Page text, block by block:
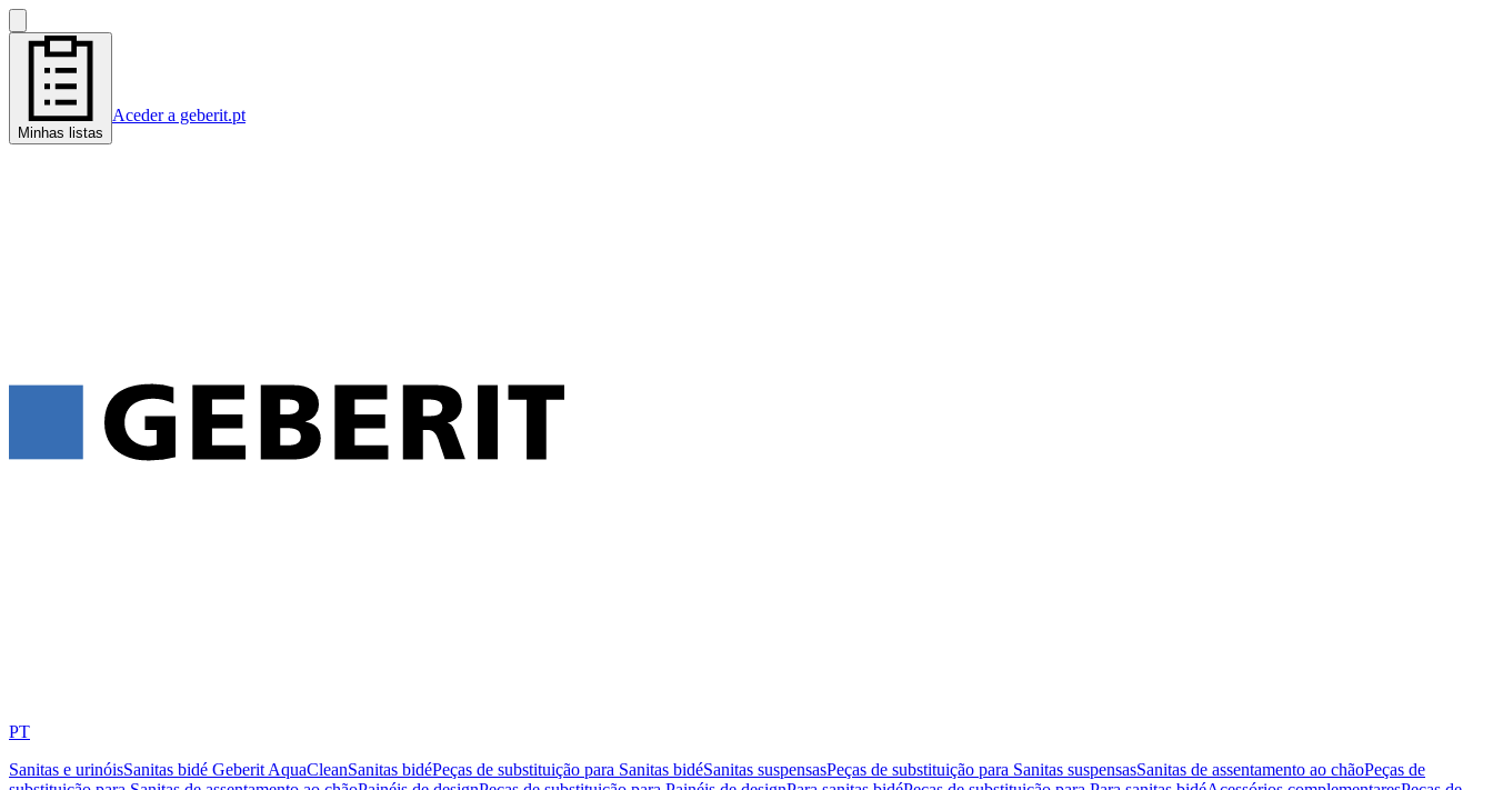
Minhas listas
Aceder a geberit.pt
PT
Sanitas e urinóisSanitas bidé Geberit AquaCleanSanitas bidéPeças de substituição para Sanitas bidéSanitas suspensasPeças de substituição para Sanitas suspensasSanitas de assentamento ao chãoPeças de